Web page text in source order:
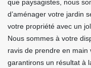
que paysagistes, nous
d’aménager votre jardin
votre propriété avec un
Nous sommes à votre
ravis de prendre en
garantirons un résultat à